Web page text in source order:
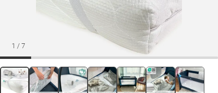
1 / 7